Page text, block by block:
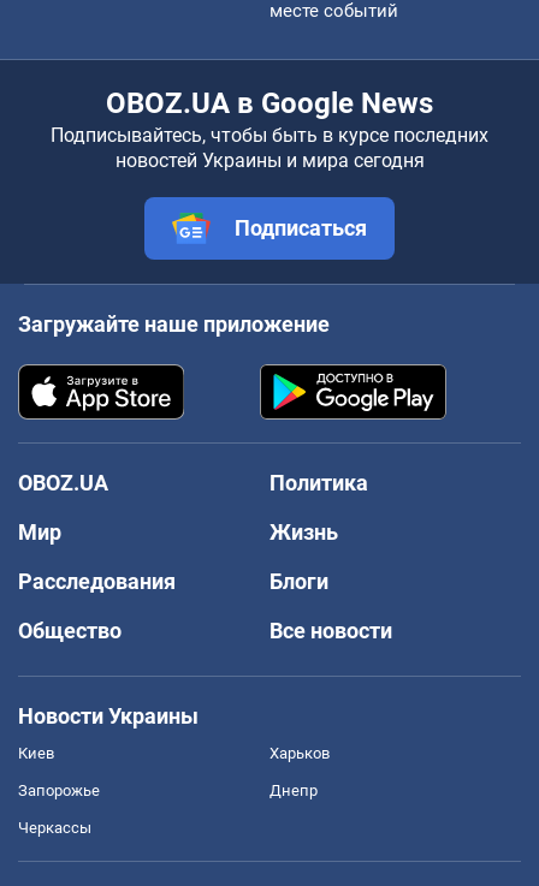
месте событий
OBOZ.UA в Google News
Подписывайтесь, чтобы быть в курсе последних
новостей Украины и мира сегодня
Подписаться
Загружайте наше приложение
OBOZ.UA
Политика
Мир
Жизнь
Расследования
Блоги
Общество
Все новости
Новости Украины
Киев Харьков
Запорожье Днепр
Черкассы